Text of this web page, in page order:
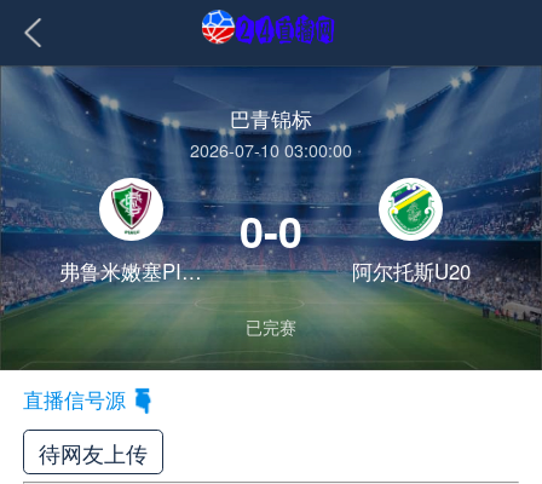
巴青锦标
2026-07-10 03:00:00
弗鲁米嫩塞PI青年队
0-0
阿尔托斯U20
已完赛
直播信号源
待网友上传